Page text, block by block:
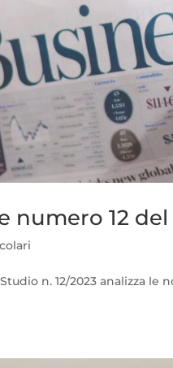
numero 12
n. 12/2023 analizza